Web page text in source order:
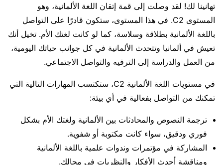
تهانينا لك! لقد وصلت إلى قمة إتقان اللغة الألمانية، وهو
المستوى C2. في هذا المستوى، ستكون قادرًا على التواصل
باللغة الألمانية بطلاقة وسلاسة، كما لو كانت لغتك الأم. تخيل أنك
تعيش في ألمانيا وتتحدث الألمانية في كل جوانب حياتك اليومية،
من العمل والدراسة إلى الترفيه والتواصل الاجتماعي.
في مستويات اللغة الألمانية C2، ستكتسب المهارات التالية التي
تمكنك من التواصل بفعالية في أي بيئة:
ترجمة النصوص والمحادثات بين الألمانية ولغتك الأم بشكل
فوري ودقيق، سواء كانت مكتوبة أو شفوية.
المشاركة في مؤتمرات وندوات علمية باللغة الألمانية
ومناقشة أحدث الأفكار والنظريات في مجالك.